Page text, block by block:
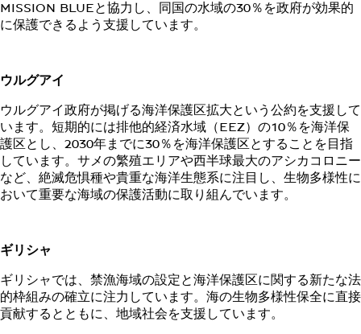
MISSION BLUEと協力し、同国の水域の30％を政府が効果的
に保護できるよう支援しています。
ウルグアイ
ウルグアイ政府が掲げる海洋保護区拡大という公約を支援して
います。短期的には排他的経済水域（EEZ）の10％を海洋保
護区とし、2030年までに30％を海洋保護区とすることを目指
しています。サメの繁殖エリアや西半球最大のアシカコロニー
など、絶滅危惧種や貴重な海洋生態系に注目し、生物多様性に
おいて重要な海域の保護活動に取り組んでいます。
ギリシャ
ギリシャでは、禁漁海域の設定と海洋保護区に関する新たな法
的枠組みの確立に注力しています。海の生物多様性保全に直接
貢献するとともに、地域社会を支援しています。